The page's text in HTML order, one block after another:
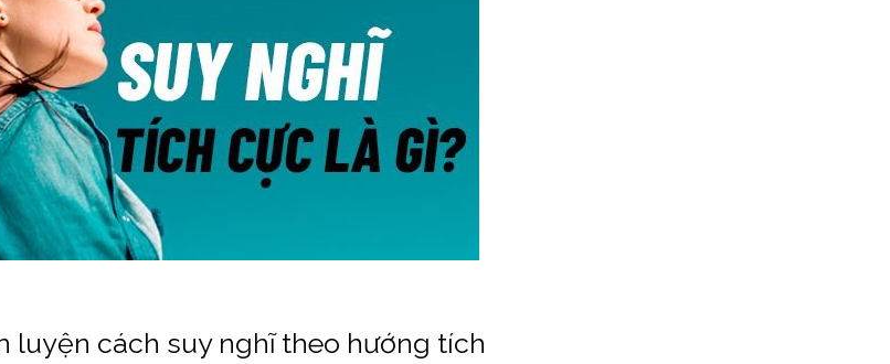
luyện cách suy nghĩ theo hướng tích